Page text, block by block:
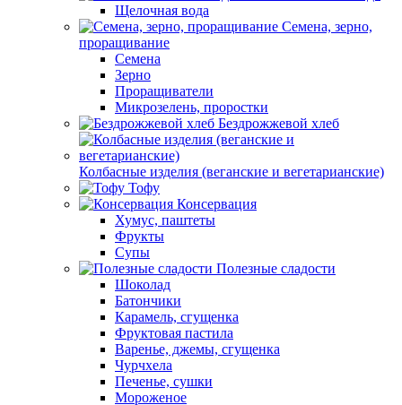
Щелочная вода
Семена, зерно,
проращивание
Семена
Зерно
Проращиватели
Микрозелень, проростки
Бездрожжевой хлеб
Колбасные изделия (веганские и вегетарианские)
Тофу
Консервация
Хумус, паштеты
Фрукты
Супы
Полезные сладости
Шоколад
Батончики
Карамель, сгущенка
Фруктовая пастила
Варенье, джемы, сгущенка
Чурчхела
Печенье, сушки
Мороженое